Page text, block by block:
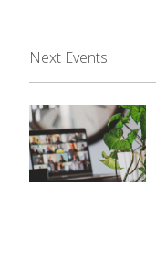
Next Events